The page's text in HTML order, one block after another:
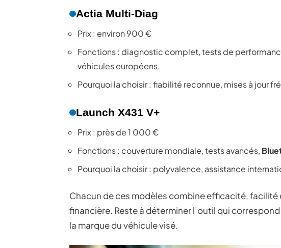
Actia Multi-Diag
Prix : environ 900 €
Fonctions : diagnostic complet, tests de
véhicules européens.
Pourquoi la choisir : fiabilité reconnue, mises à jour
Launch X431 V+
Prix : près de 1 000 €
Fonctions : couverture mondiale, tests avancés,
Pourquoi la choisir : polyvalence, assistance
Chacun de ces modèles combine efficacité,
financière. Reste à déterminer l’outil qui
la marque du véhicule visé.